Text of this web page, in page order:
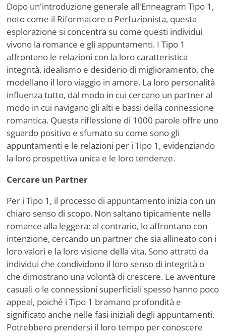
Dopo un'introduzione generale all'Enneagram Tipo 1,
noto come il Riformatore o Perfuzionista, questa
esplorazione si concentra su come questi individui
vivono la romance e gli appuntamenti. I Tipo 1
affrontano le relazioni con la loro caratteristica
integrità, idealismo e desiderio di miglioramento, che
modellano il loro viaggio in amore. La loro personalità
influenza tutto, dal modo in cui cercano un partner al
modo in cui navigano gli alti e bassi della connessione
romantica. Questa riflessione di 1000 parole offre uno
sguardo positivo e sfumato su come sono gli
appuntamenti e le relazioni per i Tipo 1, evidenziando
la loro prospettiva unica e le loro tendenze.
Cercare un Partner
Per i Tipo 1, il processo di appuntamento inizia con un
chiaro senso di scopo. Non saltano tipicamente nella
romance alla leggera; al contrario, lo affrontano con
intenzione, cercando un partner che sia allineato con i
loro valori e la loro visione della vita. Sono attratti da
individui che condividono il loro senso di integrità o
che dimostrano una volontà di crescere. Le avventure
casuali o le connessioni superficiali spesso hanno poco
appeal, poiché i Tipo 1 bramano profondità e
significato anche nelle fasi iniziali degli appuntamenti.
Potrebbero prendersi il loro tempo per conoscere